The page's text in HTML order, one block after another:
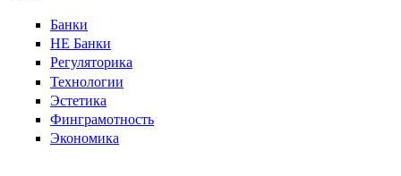
Банки
НЕ Банки
Регуляторика
Технологии
Эстетика
Финграмотность
Экономика